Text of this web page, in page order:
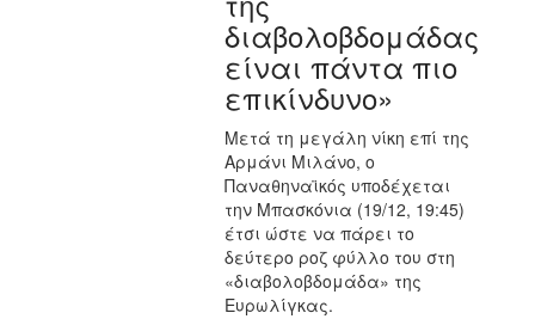
διαβολοβδομάδας
είναι πάντα πιο
επικίνδυνο»
Μετά τη μεγάλη νίκη επί της
Αρμάνι Μιλάνο, ο
Παναθηναϊκός υποδέχεται
την Μπασκόνια (19/12, 19:45)
έτσι ώστε να πάρει το
δεύτερο ροζ φύλλο του στη
«διαβολοβδομάδα» της
Ευρωλίγκας.